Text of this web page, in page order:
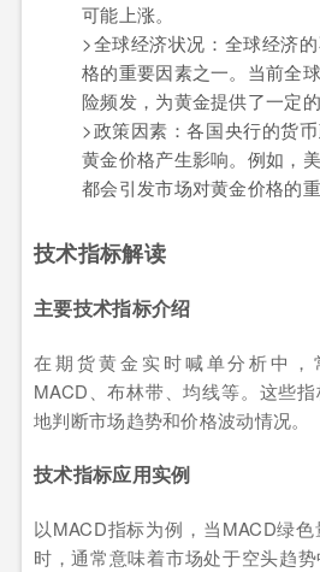
可能上涨。
>全球经济状况：全球经济
格的重要因素之一。当前全
险频发，为黄金提供了一定的
>政策因素：各国央行的货
黄金价格产生影响。例如，
都会引发市场对黄金价格的重
技术指标解读
主要技术指标介绍
在期货黄金实时喊单分析中
MACD、布林带、均线等。这些
地判断市场趋势和价格波动情况。
技术指标应用实例
以MACD指标为例，当MACD绿
时，通常意味着市场处于空头趋